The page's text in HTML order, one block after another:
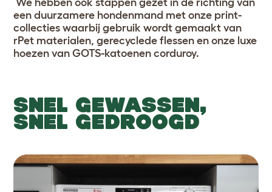
We hebben ook stappen gezet in de richting van
een duurzamere hondenmand met onze print-
collecties waarbij gebruik wordt gemaakt van
rPet materialen, gerecyclede flessen en onze luxe
hoezen van GOTS-katoenen corduroy.
SNEL GEWASSEN,
SNEL GEDROOGD